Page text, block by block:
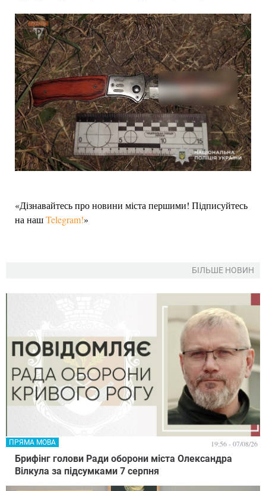
«Дізнавайтесь про новини міста першими! Підписуйтесь
на нашTelegram!»
БІЛЬШЕ НОВИН
Брифінг голови Ради оборони міста Олександра
Вілкула за підсумками 7 серпня
ПРЯМА МОВА 19:56 - 07/08/26